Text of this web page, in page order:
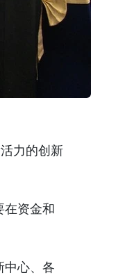
力的创新
在资金和
中心、各